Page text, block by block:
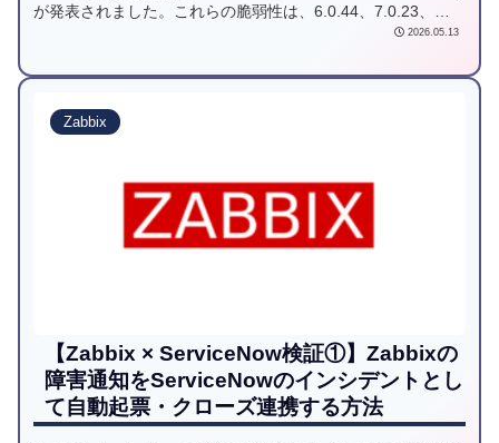
が発表されました。これらの脆弱性は、6.0.44、7.0.23、
2026.05.13
Zabbix
【Zabbix × ServiceNow検証①】Zabbixの
障害通知をServiceNowのインシデントとし
て自動起票・クローズ連携する方法